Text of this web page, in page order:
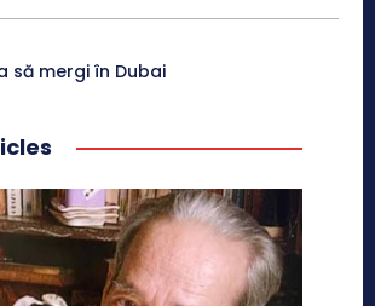
să mergi în Dubai